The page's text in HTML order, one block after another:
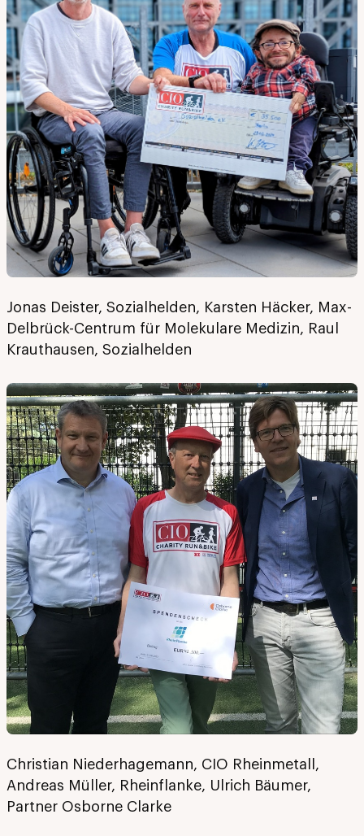
Jonas Deister, Sozialhelden, Karsten Häcker, Max-
Delbrück-Centrum für Molekulare Medizin, Raul
Krauthausen, Sozialhelden
Christian Niederhagemann, CIO Rheinmetall,
Andreas Müller, Rheinflanke, Ulrich Bäumer,
Partner Osborne Clarke